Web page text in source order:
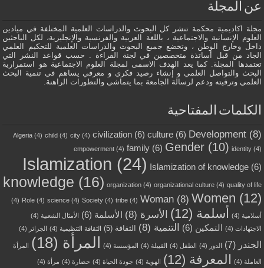
عن المجلة
مجلة اكاديمية محكمة تنشر كل البحوث والدراسات العلمية المختلفة في ميادين
العلوم الإنسانية والاجتماعية ، باللغة العربية والفرنسية والإنجليزية، لكل الباحثين
داخل وخارج الوطن ، وتخضع جميع البحوث والدراسات العلمية للتحكيم العلمي
الجاد من قبل أساتذة متخصصين في لجنة القراءة . حسب قواعد النشر التي
تعتمدها المجلة. كما يعد الهدف الاسمى لمجلة العلوم الاجتماعية هو استمرارية
البحث والتواصل العلمي و إنشاء رصيد فكري و معرفي يساهم في تنمية البحث
العلمي وترقيته ودعم لرسالة الجامعة بما يتماشى والتطورات الراهنة.
الكلمات المفتاحية
Algeria(4) child(4) city(4) civilization(6) culture(6) Development(8)
empowerment(4) family(6) Gender(10) identity(4)
Islamization (24) Islamization of knowledge(6)
knowledge (16) organization(4) organizational culture(4) quality of life
(4) Role(4) science(4) Society(4) tribe(4) Woman(8) Women (12)
أسلامية (4) أسلمة (12) الأسرة (8) الأسلمة (6) الأمثال الشعبية (4)
الاجتهادات (4) التمكين (6) التنمية (8) الثقافة (5) الثقافة التنظيمية (4) الجزائر (4)
الجندر (7) الدور (4) الطفل (4) القبيلة (4) المؤسسة (4) المرأة (18) المرأة
العاملة (4) المعرفة (12) الهوية (4) جودة الحياة (4) حضارة (4) مرأة (4)